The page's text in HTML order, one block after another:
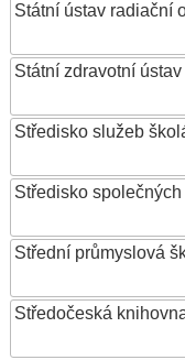
Státní ústav radiační
Státní zdravotní ústav
Středisko služeb
Středisko
Střední průmyslová
Středočeská